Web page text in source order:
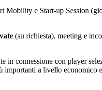
Mobility e Start-up Session
(su richiesta), meeting e
in connessione con player
importanti a livello economico